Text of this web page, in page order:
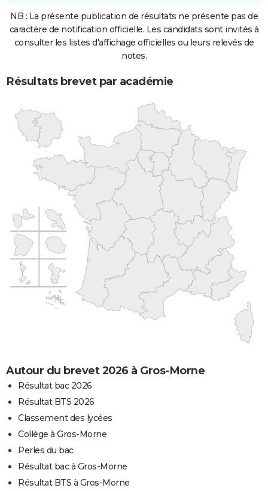
NB : La présente publication de résultats ne présente pas de
caractère de notification officielle. Les candidats sont invités à
consulter les listes d'affichage officielles ou leurs relevés de
notes.
Résultats brevet par académie
Autour du brevet 2026 à Gros-Morne
Résultat bac 2026
Résultat BTS 2026
Classement des lycées
Collège à Gros-Morne
Perles du bac
Résultat bac à Gros-Morne
Résultat BTS à Gros-Morne